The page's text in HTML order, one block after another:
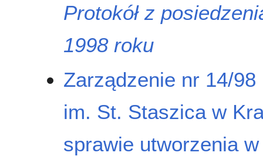
Protokół z
1998 roku
Zarządzenie nr 14/
im. St. Staszica w
sprawie utworzenia